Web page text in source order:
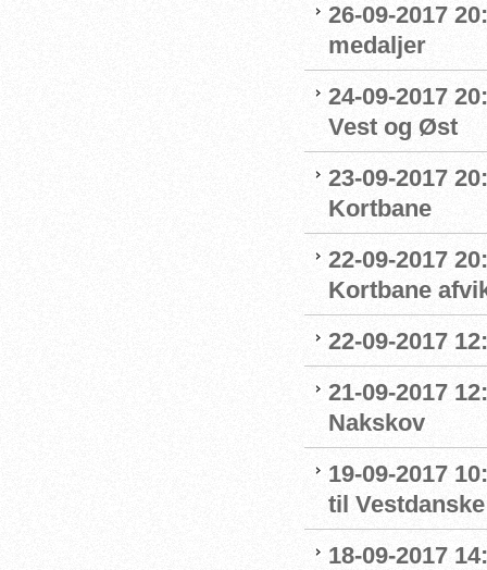
26-09-2017
medaljer
24-09-2017
Vest og Øst
23-09-2017
Kortbane
22-09-2017
Kortbane
22-09-2017
21-09-2017
Nakskov
19-09-2017
til
18-09-2017